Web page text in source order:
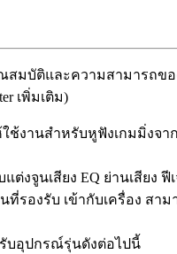
คุณสมบัติและความสามารถข
เพิ่มเติม)
ช้งานสำหรับหูฟังเกมมิ่งจาก
ต่งจูนเสียง EQ ย่านเสียง ฟี
ที่รองรับ เข้ากับเครื่อง สาม
บอุปกรณ์รุ่นดังต่อไปนี้